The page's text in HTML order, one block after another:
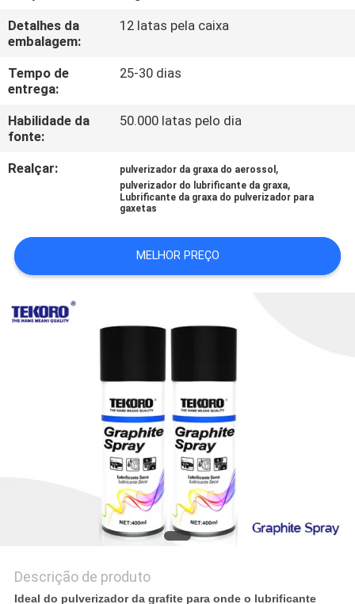
CONTACTE-
NOS
NOTÍCIAS
SOLICITAR
ORÇAMENTO
DO
SITE
POLÍTICA
PRIVACIDADE
Detalhes da
embalagem:
12 latas pela caixa
Tempo de
entrega:
25-30 dias
Habilidade da
fonte:
50.000 latas pelo dia
Realçar: pulverizador da graxa do aerossol ,
pulverizador do lubrificante da graxa,
Lubrificante da graxa do pulverizador para
gaxetas
MELHOR PREÇO
Descrição de produto
Ideal do pulverizador da grafite para onde o lubrificante